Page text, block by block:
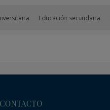
Educación secundaria
CONTACTO